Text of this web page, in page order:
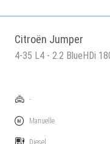
Citroën Jumper
4-35 L4 - 2.2 BlueHDi
-
Manuelle
Diesel